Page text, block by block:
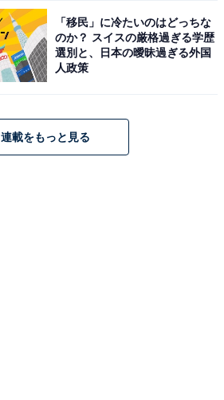
「移民」に冷たいのはどっちな
のか？ スイスの厳格過ぎる学歴
選別と、日本の曖昧過ぎる外国
人政策
連載をもっと見る